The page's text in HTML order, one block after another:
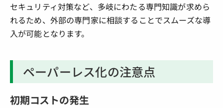
セキュリティ対策など、多岐にわたる専門知識が求めら
れるため、外部の専門家に相談することでスムーズな導
入が可能となります。
ペーパーレス化の注意点
初期コストの発生